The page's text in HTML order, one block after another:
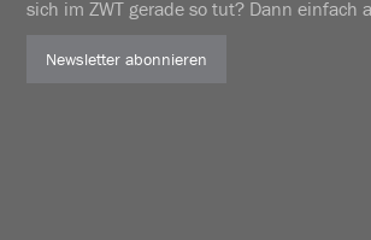
sich im ZWT gerade so tut? Dann einfach
Newsletter abonnieren